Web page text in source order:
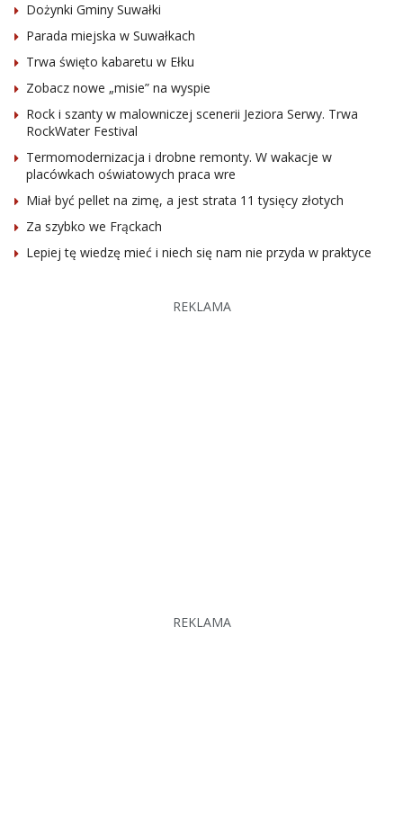
Dożynki Gminy Suwałki
Parada miejska w Suwałkach
Trwa święto kabaretu w Ełku
Zobacz nowe „misie” na wyspie
Rock i szanty w malowniczej scenerii Jeziora Serwy. Trwa
RockWater Festival
Termomodernizacja i drobne remonty. W wakacje w
placówkach oświatowych praca wre
Miał być pellet na zimę, a jest strata 11 tysięcy złotych
Za szybko we Frąckach
Lepiej tę wiedzę mieć i niech się nam nie przyda w praktyce
REKLAMA
REKLAMA